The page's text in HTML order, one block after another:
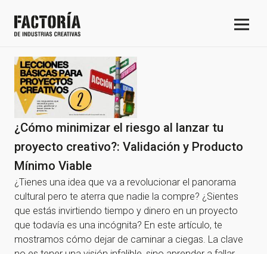
¿Cómo minimizar el riesgo al lanzar tu
proyecto creativo?: Validación y Producto
Mínimo Viable
¿Tienes una idea que va a revolucionar el panorama
cultural pero te aterra que nadie la compre? ¿Sientes
que estás invirtiendo tiempo y dinero en un proyecto
que todavía es una incógnita? En este artículo, te
mostramos cómo dejar de caminar a ciegas. La clave